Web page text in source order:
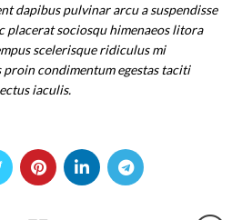
dapibus pulvinar arcu a suspendisse
placerat sociosqu himenaeos litora
scelerisque ridiculus mi
condimentum egestas taciti
iaculis.